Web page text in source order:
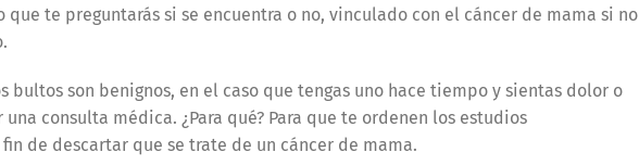
que te preguntarás si se encuentra o no, vinculado con el cáncer de mama si no
bultos son benignos, en el caso que tengas uno hace tiempo y sientas dolor o
consulta médica. ¿Para qué? Para que te ordenen los estudios
de descartar que se trate de un cáncer de mama.